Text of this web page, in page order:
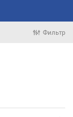
Фильтр